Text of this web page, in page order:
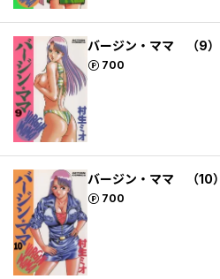
バージン・ママ （9）
700
ポイント
バージン・ママ （10）
700
ポイント